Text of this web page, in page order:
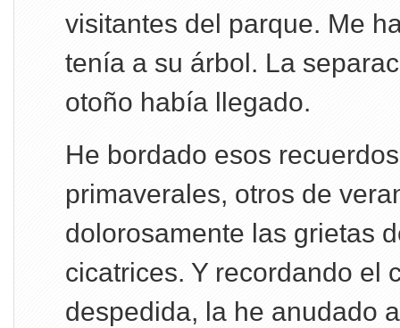
visitantes del parque. Me
tenía a su árbol. La
otoño había llegado.
He bordado esos
primaverales, otros de
dolorosamente las grietas
cicatrices. Y recordando el
despedida, la he anudado